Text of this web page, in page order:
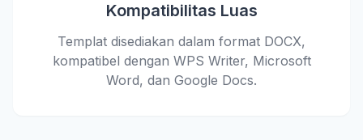
Kompatibilitas Luas
Templat disediakan dalam format DOCX,
kompatibel dengan WPS Writer, Microsoft
Word, dan Google Docs.